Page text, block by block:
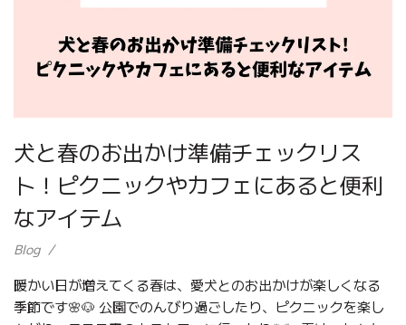
犬と春のお出かけ準備チェックリス
ト！ピクニックやカフェにあると便利
なアイテム
Blog
暖かい日が増えてくる春は、愛犬とのお出かけが楽しくなる
季節です🌸🐶 公園でのんびり過ごしたり、ピクニックを楽し